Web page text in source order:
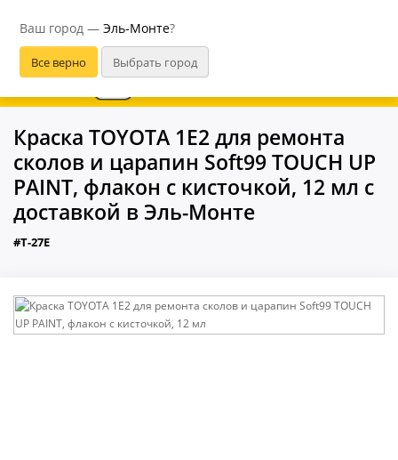
Ваш город — Эль-Монте?
В приложении удобнее
Краска TOYOTA 1E2 для ремонта
сколов и царапин Soft99 TOUCH UP
PAINT, флакон с кисточкой, 12 мл с
доставкой в Эль-Монте
#T-27E